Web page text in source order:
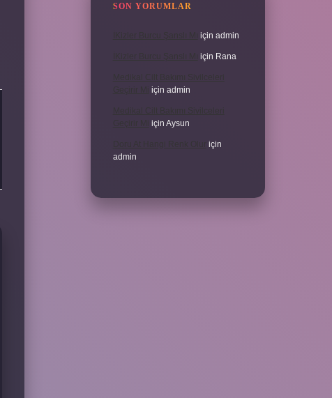
SON YORUMLAR
için admin
için Rana
için admin
için Aysun
için
admin